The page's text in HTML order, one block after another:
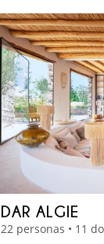
DAR ALGIE
22 personas • 11